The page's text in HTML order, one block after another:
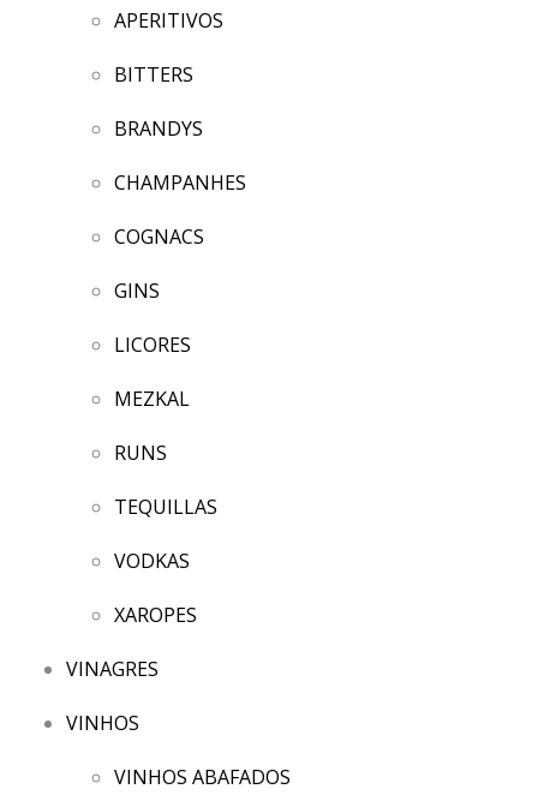
APERITIVOS
BITTERS
BRANDYS
CHAMPANHES
COGNACS
GINS
LICORES
MEZKAL
RUNS
TEQUILLAS
VODKAS
XAROPES
VINAGRES
VINHOS
VINHOS ABAFADOS